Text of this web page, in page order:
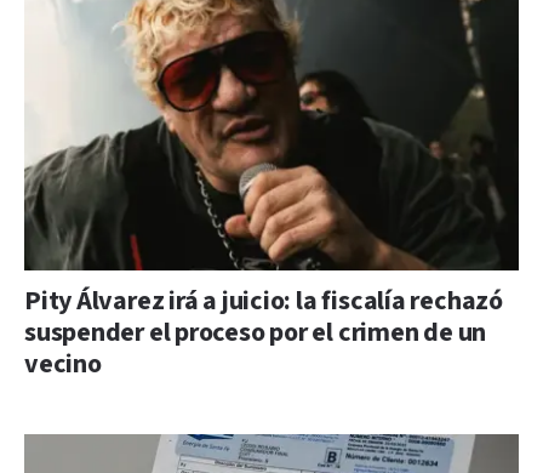
Pity Álvarez irá a juicio: la fiscalía rechazó
suspender el proceso por el crimen de un
vecino